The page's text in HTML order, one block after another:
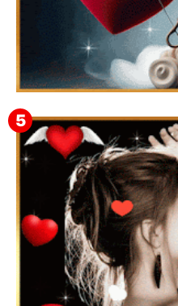
Feliz San Valentín Eudocia